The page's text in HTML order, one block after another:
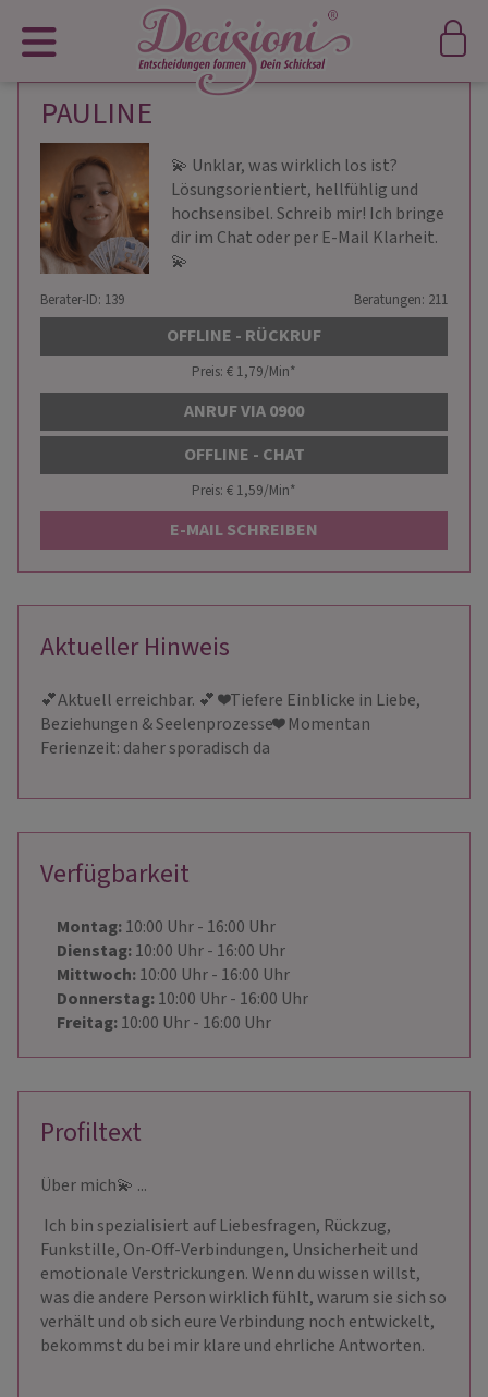
PAULINE
💫 Unklar, was wirklich los ist?
Lösungsorientiert, hellfühlig und
hochsensibel. Schreib mir! Ich bringe
dir im Chat oder per E-Mail Klarheit.
💫
Berater-ID: 139 Beratungen: 211
OFFLINE - RÜCKRUF
Preis: € 1,79/Min*
ANRUF VIA 0900
OFFLINE - CHAT
Preis: € 1,59/Min*
E-MAIL SCHREIBEN
Aktueller Hinweis
💕Aktuell erreichbar. 💕 ❤️Tiefere Einblicke in Liebe,
Beziehungen & Seelenprozesse❤️ Momentan
Ferienzeit: daher sporadisch da
Verfügbarkeit
Montag:10:00 Uhr- 16:00 Uhr
Dienstag:10:00 Uhr- 16:00 Uhr
Mittwoch:10:00 Uhr- 16:00 Uhr
Donnerstag:10:00 Uhr- 16:00 Uhr
Freitag:10:00 Uhr- 16:00 Uhr
Profiltext
Über mich​💫 ​...
Ich bin spezialisiert auf Liebesfragen, Rückzug,
Funkstille, On-Off-Verbindungen, Unsicherheit und
emotionale Verstrickungen. Wenn du wissen willst,
was die andere Person wirklich fühlt, warum sie sich so
verhält und ob sich eure Verbindung noch entwickelt,
bekommst du bei mir klare und ehrliche Antworten.